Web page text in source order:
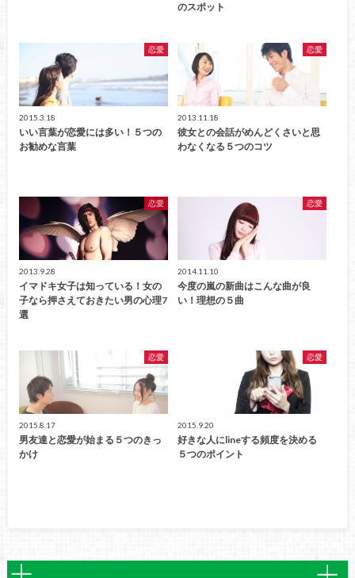
のスポット
恋愛
2015.3.18
いい言葉が恋愛には多い！５つの
お勧めな言葉
恋愛
2013.11.18
彼女との会話がめんどくさいと思
わなくなる５つのコツ
恋愛
2013.9.28
イマドキ女子は知っている！女の
子なら押さえておきたい男の心理7
選
恋愛
2014.11.10
今度の嵐の新曲はこんな曲が良
い！理想の５曲
恋愛
2015.8.17
男友達と恋愛が始まる５つのきっ
かけ
恋愛
2015.9.20
好きな人にlineする頻度を決める
５つのポイント